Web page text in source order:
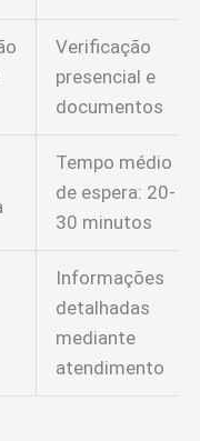
Verificação
presencial e
documentos
Tempo médio
de espera: 20-
30 minutos
Informações
detalhadas
mediante
atendimento